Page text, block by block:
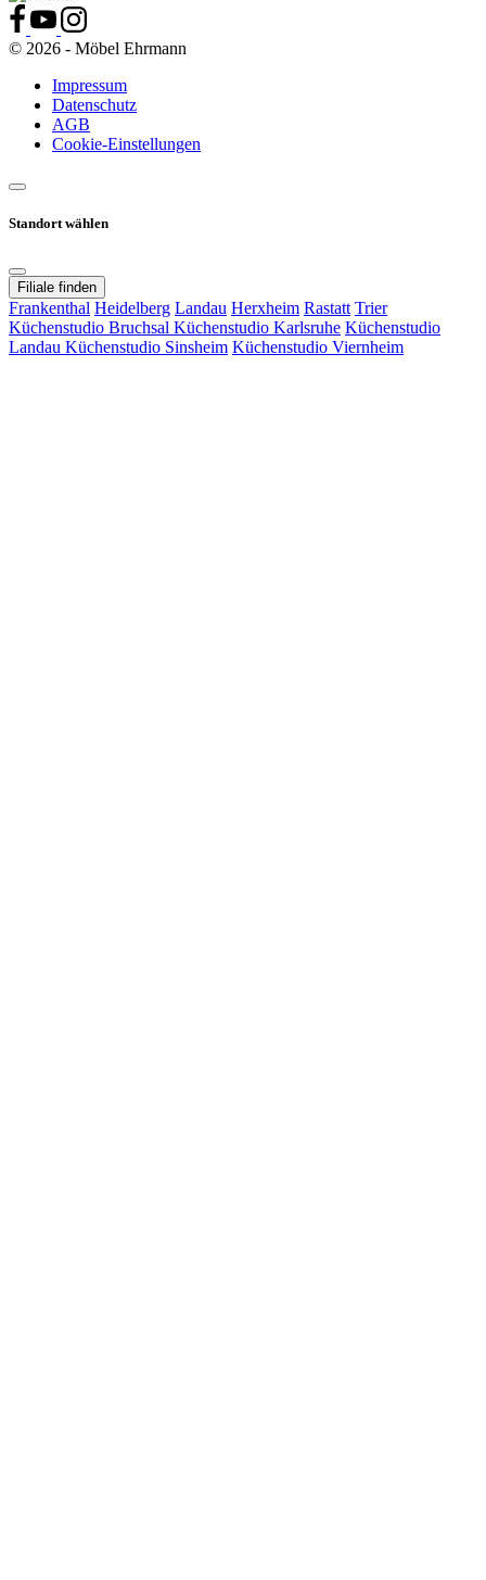
© 2026 - Möbel Ehrmann
Impressum
Datenschutz
AGB
Cookie-Einstellungen
Standort wählen
Filiale finden
Frankenthal Heidelberg Landau Herxheim Rastatt Trier
Küchenstudio Bruchsal Küchenstudio Karlsruhe Küchenstudio
Landau Küchenstudio Sinsheim Küchenstudio Viernheim